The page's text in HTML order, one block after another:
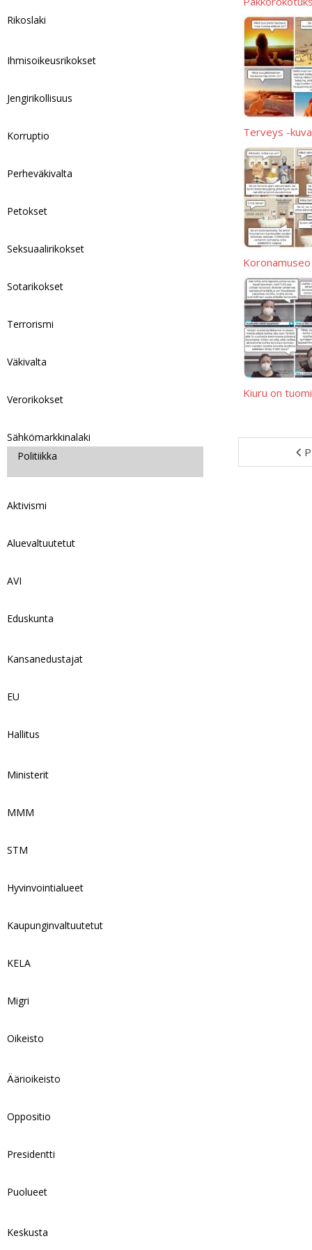
Terveys -
Koronamuseo
Kiuru on
Rikoslaki
Ihmisoikeusrikokset
Jengirikollisuus
Korruptio
Perheväkivalta
Petokset
Seksuaalirikokset
Sotarikokset
Terrorismi
Väkivalta
Verorikokset
Sähkömarkkinalaki
Politiikka
Aktivismi
Aluevaltuutetut
AVI
Eduskunta
Kansanedustajat
EU
Hallitus
Ministerit
MMM
STM
Hyvinvointialueet
Kaupunginvaltuutetut
KELA
Migri
Oikeisto
Äärioikeisto
Oppositio
Presidentti
Puolueet
Keskusta